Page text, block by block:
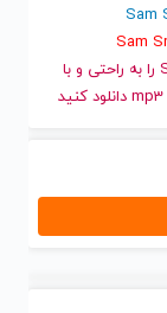
و قدیمی سم اسمیت | Sam Smith را به راحتی و با